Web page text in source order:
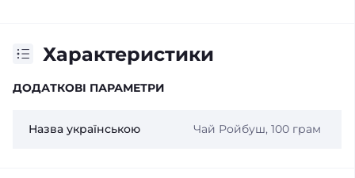
Характеристики
ДОДАТКОВІ ПАРАМЕТРИ
Назва українською Чай Ройбуш, 100 грам